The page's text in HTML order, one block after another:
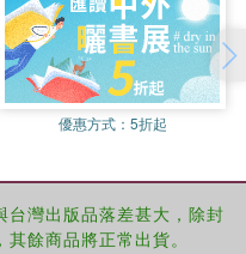
謹中蘊含著靈氣，令人耳目
世的好書，畫家的用心、用
你，千萬別再錯過了喲！
優惠方式： 5折起
台灣出版品落差甚大，除封
餘商品將正常出貨。